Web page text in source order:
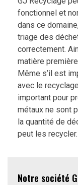
fonctionnel et
dans ce
triage des
correctement.
matière
Même s’il est
avec le
important pour
métaux ne sont
la quantité de
peut les recycler.
Notre société